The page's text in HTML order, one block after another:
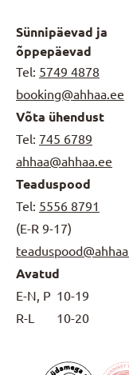
Sünnipäevad ja
õppepäevad
Tel: 5749 4878
booking@ahhaa.ee
Võta ühendust
Tel: 745 6789
ahhaa@ahhaa.ee
Teaduspood
Tel: 5556 8791
(E-R 9-17)
Avatud
E-N, P 10-19
R-L
10-20